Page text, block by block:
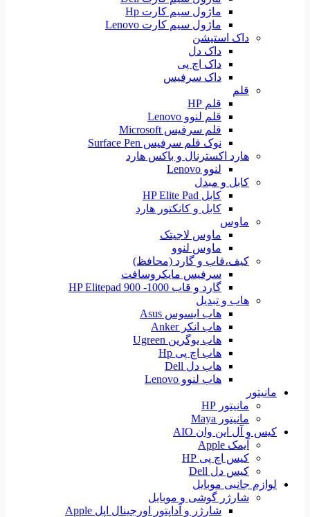
ماژول سیم کارت Hp
ماژول سیم کارت Lenovo
داک استیشن
داک دل
داک اچ پی
داک سرفیس
قلم
قلم HP
قلم لنوو Lenovo
قلم سرفیس Microsoft
نوک قلم سرفیس Surface Pen
هارد اکسترنال و باکس هارد
لنوو Lenovo
کابل و مبدل
کابل HP Elite Pad
کابل و کانکتور هارد
ماوس
ماوس لاجیتک
ماوس لنوو
کیف،قاب و گارد (محافظ)
سرفیس مایکروسافت
گارد و قاب HP Elitepad 900 -1000
هاب و تبدیل
هاب ایسوس Asus
هاب انکر Anker
هاب یوگرین Ugreen
هاب اچ پی Hp
هاب دل Dell
هاب لنوو Lenovo
مانیتور
مانیتور HP
مانیتور Maya
کیس و آل این وان AIO
آیمک Apple
کیس اچ پی HP
کیس دل Dell
لوازم جانبی موبایل
شارژر گوشی و موبایل
شارژر و آداپتور اورجینال اپل Apple